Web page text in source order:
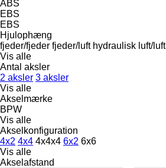
ABS
EBS
EBS
Hjulophæng
fjeder/fjeder fjeder/luft hydraulisk luft/luft
Vis alle
Antal aksler
2 aksler 3 aksler
Vis alle
Akselmærke
BPW
Vis alle
Akselkonfiguration
4x2 4x4 4x4x4 6x2 6x6
Vis alle
Akselafstand